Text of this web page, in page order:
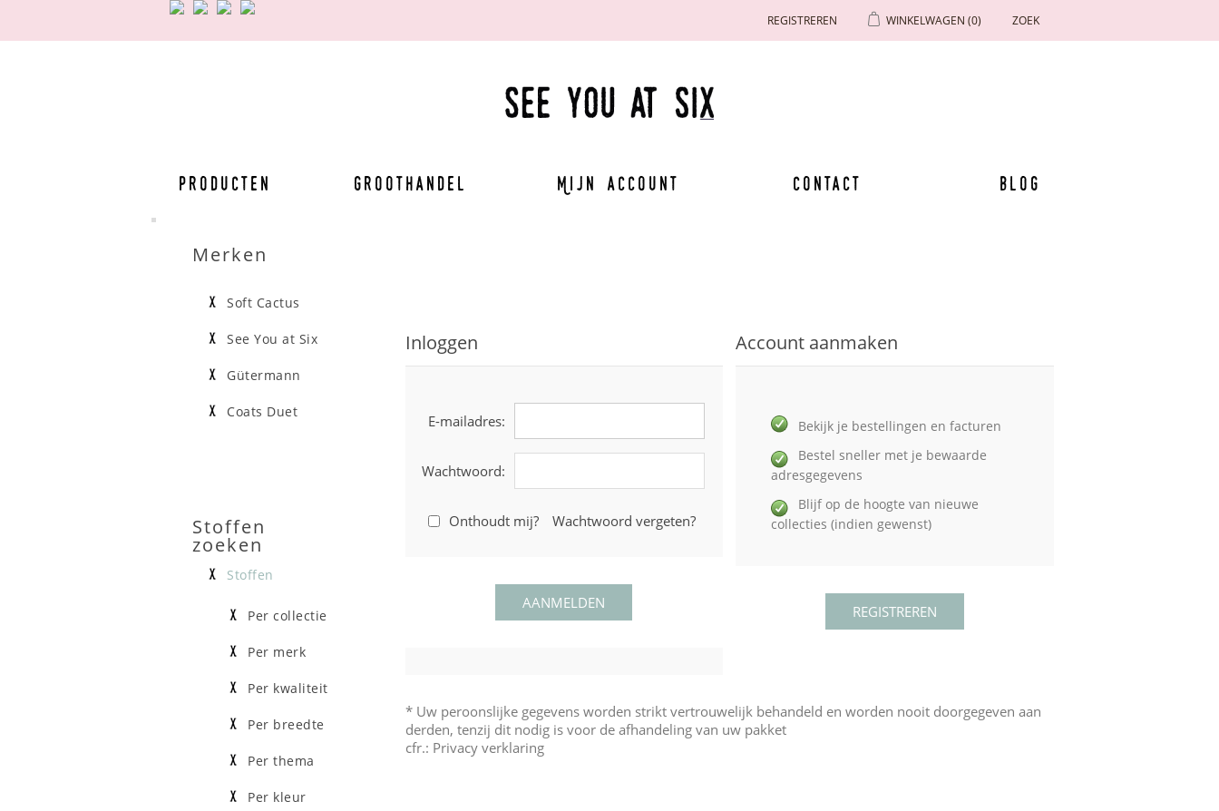
REGISTREREN WINKELWAGEN (0) ZOEK
Producten Groothandel Mijn account Contact Blog
Inloggen
E-mailadres:
Wachtwoord:
Onthoudt mij? Wachtwoord vergeten?
Account aanmaken
Bekijk je bestellingen en facturen
Bestel sneller met je bewaarde
adresgegevens
Blijf op de hoogte van nieuwe
collecties (indien gewenst)
* Uw peroonslijke gegevens worden strikt vertrouwelijk behandeld en worden nooit doorgegeven aan
derden, tenzij dit nodig is voor de afhandeling van uw pakket
cfr.: Privacy verklaring
Merken
Soft Cactus
See You at Six
Gütermann
Coats Duet
Stoffen
zoeken
Stoffen
Per collectie
Per merk
Per kwaliteit
Per breedte
Per thema
Per kleur